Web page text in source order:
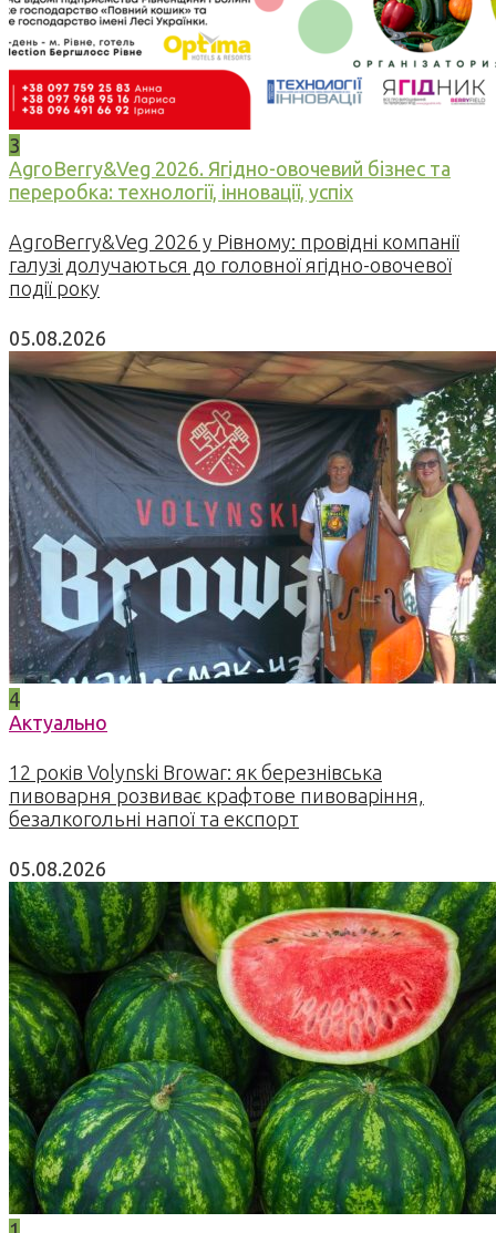
3
AgroBerry&Veg 2026. Ягідно-овочевий бізнес та
переробка: технології, інновації, успіх
AgroBerry&Veg 2026 у Рівному: провідні компанії
галузі долучаються до головної ягідно-овочевої
події року
05.08.2026
4
Актуально
12 років Volynski Browar: як березнівська
пивоварня розвиває крафтове пивоваріння,
безалкогольні напої та експорт
05.08.2026